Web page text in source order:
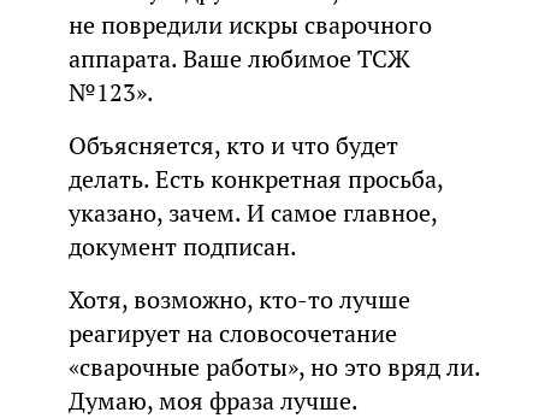
не повредили искры сварочного
аппарата. Ваше любимое ТСЖ
№123».
Объясняется, кто и что будет
делать. Есть конкретная просьба,
указано, зачем. И самое главное,
документ подписан.
Хотя, возможно, кто-то лучше
реагирует на словосочетание
«сварочные работы», но это вряд ли.
Думаю, моя фраза лучше.